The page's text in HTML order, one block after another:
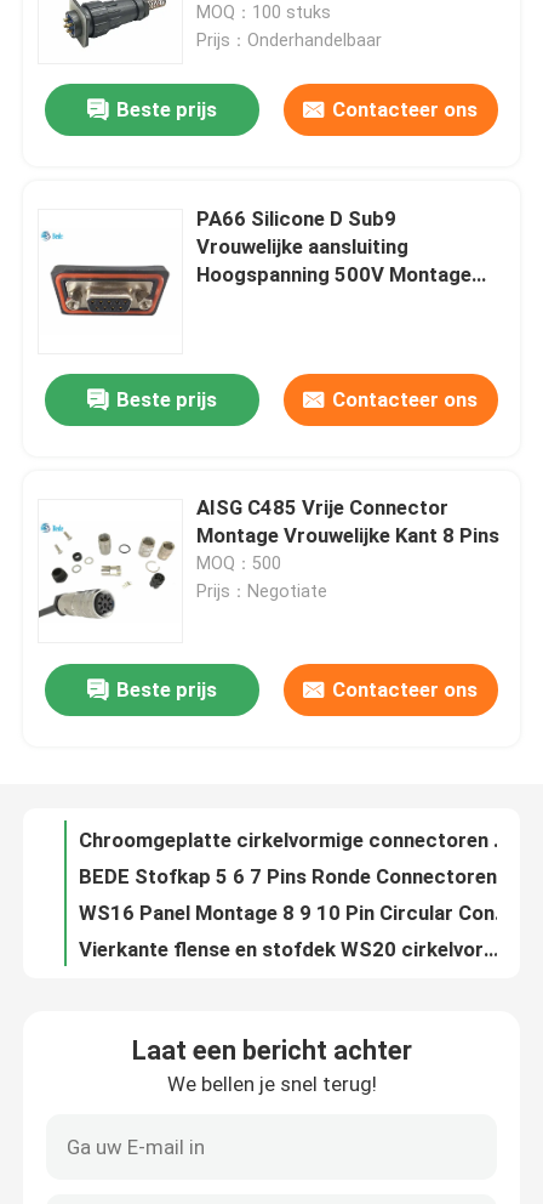
Producten
Neem contact met ons op
Nieuws
MOQ：100 stuks
Prijs：Onderhandelbaar
Beste prijs Contacteer ons
PA66 Silicone D Sub9
Vrouwelijke aansluiting
Hoogspanning 500V Montage
Beste prijs Contacteer ons
AISG C485 Vrije Connector
Montage Vrouwelijke Kant 8 Pins
MOQ：500
Prijs：Negotiate
Beste prijs Contacteer ons
Mannelijke en Vrouwelijke Ronde Connectoren voor Docking 2 3 Pins 10A 500V
Vierkante flense en stofdek WS20 cirkelvormige connectoren met 2 3 4 pin 500V 25A
9 10 12 14 Pin 400V 5A WS20 cirkelvormige aansluitingen met vierkante flens en stofdek
Militair Gx12 5 Pin Connector Man en Vrouw Docking 2 3 4 5 6 7 Pin 3A 200V
Laat een bericht achter
We bellen je snel terug!